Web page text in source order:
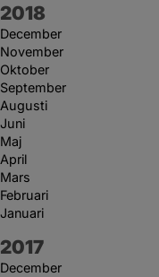
År:
2018
December
November
Oktober
September
Augusti
Juni
Maj
April
Mars
Februari
Januari
År:
2017
December